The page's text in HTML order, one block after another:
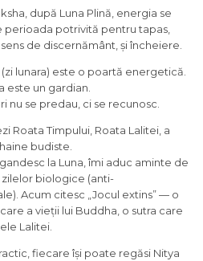
după Luna Plină, energia se
perioada potrivită pentru tapas,
de discernământ, și încheiere.
lunara) este o poartă energetică.
este un gardian.
nu se predau, ci se recunosc.
Roata Timpului, Roata Lalitei, a
budiste.
la Luna, îmi aduc aminte de
biologice (anti-
Acum citesc „Jocul extins” — o
a vieții lui Buddha, o sutra care
Lalitei.
fiecare își poate regăsi Nitya